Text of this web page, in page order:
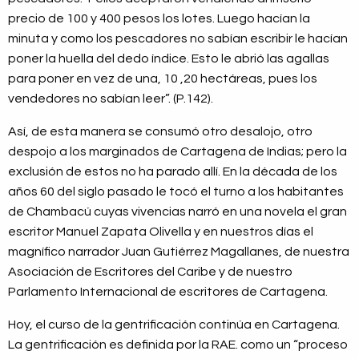
precio de 100 y 400 pesos los lotes. Luego hacían la
minuta y como los pescadores no sabían escribir le hacían
poner la huella del dedo índice. Esto le abrió las agallas
para poner en vez de una, 10 ,20 hectáreas, pues los
vendedores no sabían leer”. (P.142).
Así, de esta manera se consumó otro desalojo, otro
despojo a los marginados de Cartagena de Indias; pero la
exclusión de estos no ha parado allí. En la década de los
años 60 del siglo pasado le tocó el turno a los habitantes
de Chambacú cuyas vivencias narró en una novela el gran
escritor Manuel Zapata Olivella y en nuestros días el
magnífico narrador Juan Gutiérrez Magallanes, de nuestra
Asociación de Escritores del Caribe y de nuestro
Parlamento Internacional de escritores de Cartagena.
Hoy, el curso de la gentrificación continúa en Cartagena.
La gentrificación es definida por la RAE. como un “proceso